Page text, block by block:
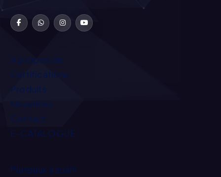
A propos de
Certifications
Produits
Nouvelles
Contact
E-CATALOGUE
Plateaux à sushi